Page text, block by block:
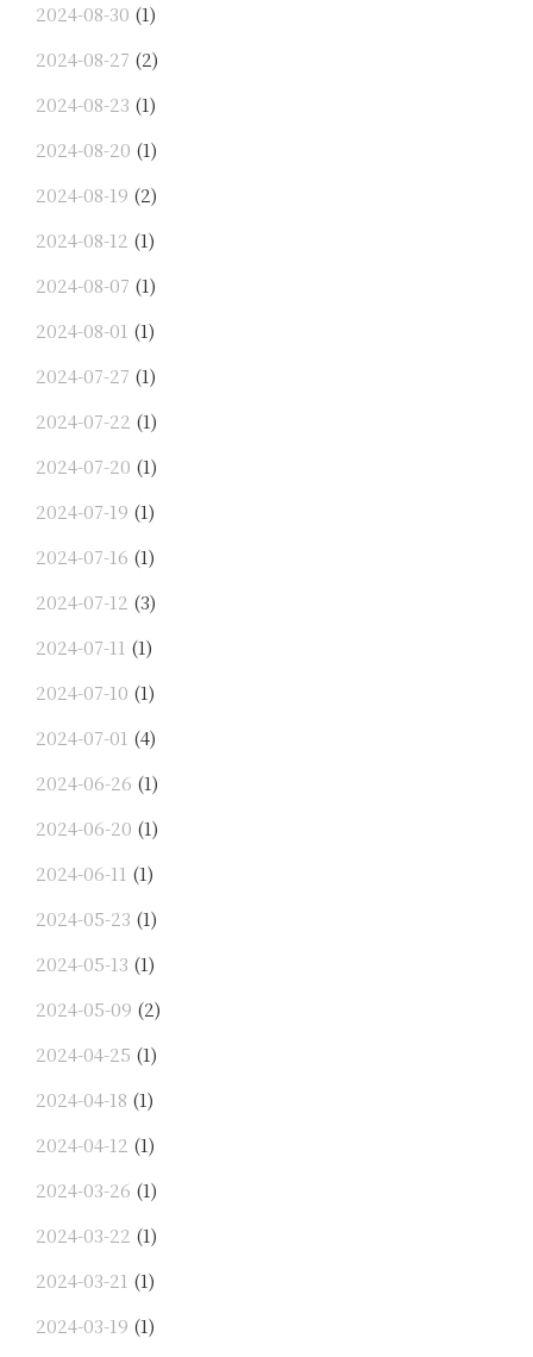
2024-08-30 (1)
2024-08-27 (2)
2024-08-23 (1)
2024-08-20 (1)
2024-08-19 (2)
2024-08-12 (1)
2024-08-07 (1)
2024-08-01 (1)
2024-07-27 (1)
2024-07-22 (1)
2024-07-20 (1)
2024-07-19 (1)
2024-07-16 (1)
2024-07-12 (3)
2024-07-11 (1)
2024-07-10 (1)
2024-07-01 (4)
2024-06-26 (1)
2024-06-20 (1)
2024-06-11 (1)
2024-05-23 (1)
2024-05-13 (1)
2024-05-09 (2)
2024-04-25 (1)
2024-04-18 (1)
2024-04-12 (1)
2024-03-26 (1)
2024-03-22 (1)
2024-03-21 (1)
2024-03-19 (1)